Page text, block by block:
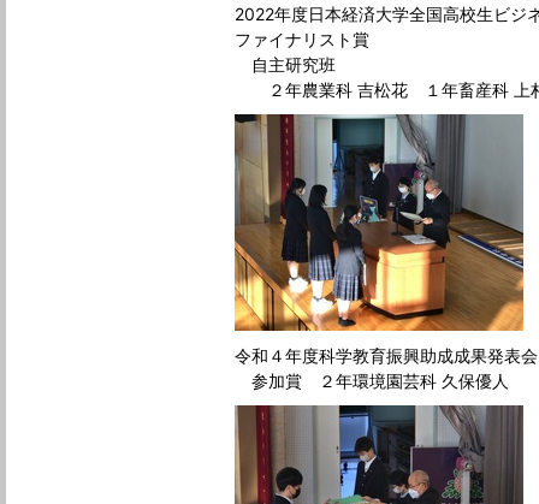
2022年度日本経済大学全国高校生ビジ
ファイナリスト賞
自主研究班
２年農業科 吉松花 １年畜産科 上
令和４年度科学教育振興助成成果発表
参加賞 ２年環境園芸科 久保優人